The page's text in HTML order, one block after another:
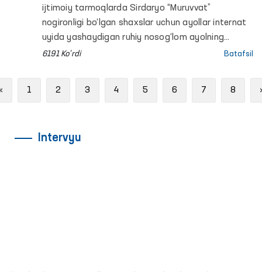
ijtimoiy tarmoqlarda Sirdaryo “Muruvvat”
nogironligi bo‘lgan shaxslar uchun ayollar internat
uyida yashaydigan ruhiy nosog‘lom ayolning
ustidan mazax qilingani haqidagi xabarlar tarqaldi.
6191 Ko'rdi Batafsil
Previous
1 2 3 4 5 6 7 8
Intervyu